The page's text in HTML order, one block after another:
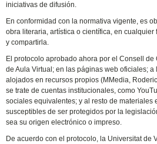
iniciativas de difusión.
En conformidad con la normativa vigente, es
obra literaria, artística o científica, en
y compartirla.
El protocolo aprobado ahora por el Consell
de Aula Virtual; en las páginas web oficiales;
alojados en recursos propios (MMedia,
se trate de cuentas institucionales, como
sociales equivalentes; y al resto de materiales
susceptibles de ser protegidos por la
sea su origen electrónico o impreso.
De acuerdo con el protocolo, la Universitat de